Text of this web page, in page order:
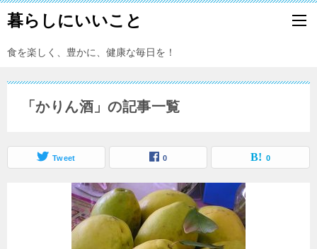
暮らしにいいこと
食を楽しく、豊かに、健康な毎日を！
「かりん酒」の記事一覧
Tweet 0 0